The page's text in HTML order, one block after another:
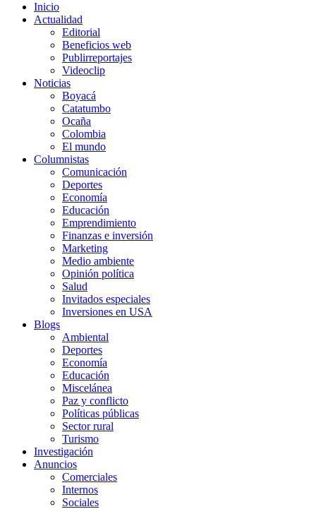
Inicio
Actualidad
Editorial
Beneficios web
Publirreportajes
Videoclip
Noticias
Boyacá
Catatumbo
Ocaña
Colombia
El mundo
Columnistas
Comunicación
Deportes
Economía
Educación
Emprendimiento
Finanzas e inversión
Marketing
Medio ambiente
Opinión política
Salud
Invitados especiales
Inversiones en USA
Blogs
Ambiental
Deportes
Economía
Educación
Miscelánea
Paz y conflicto
Políticas públicas
Sector rural
Turismo
Investigación
Anuncios
Comerciales
Internos
Sociales